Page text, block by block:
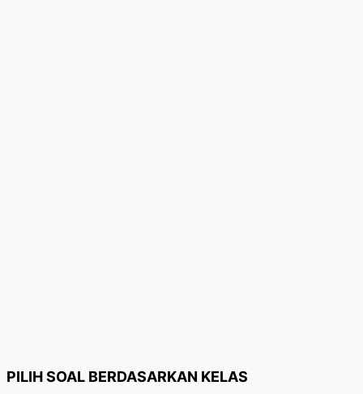
PILIH SOAL BERDASARKAN KELAS